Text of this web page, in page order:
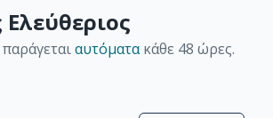
Ελεύθεριος
αυτόματακάθε 48 ώρες.